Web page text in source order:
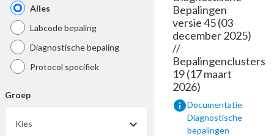
Alles
Labcode bepaling
Diagnostische bepaling
Protocol specifiek
Groep
Kies
Bepalingen
versie 45 (03
december 2025)
//
Bepalingenclusters
19 (17 maart
2026)
infoDocumentatie
Diagnostische
bepalingen